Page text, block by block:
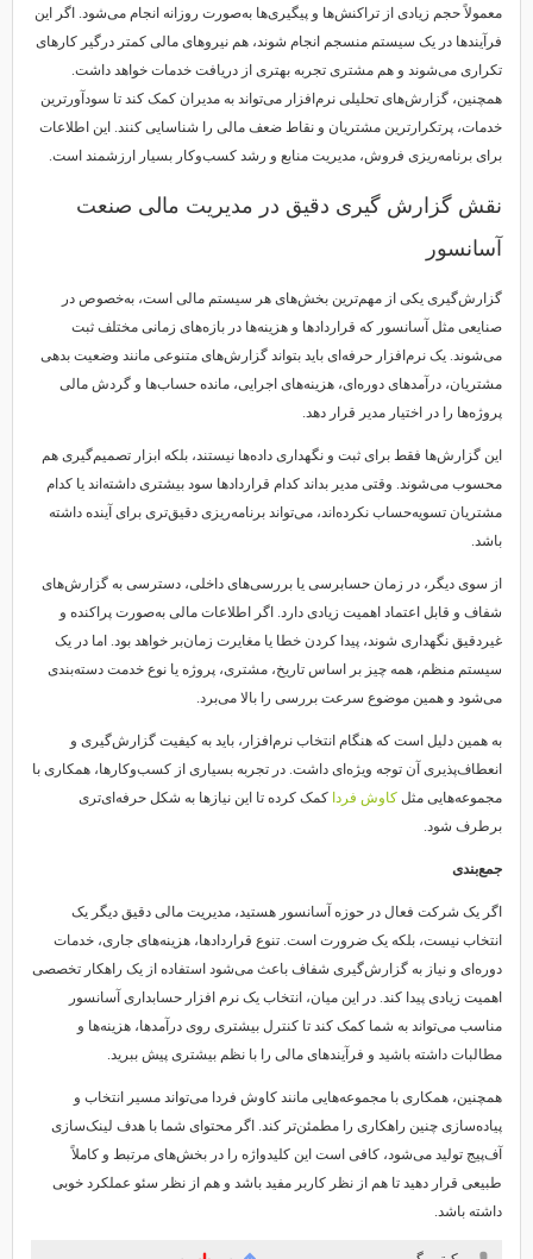
معمولاً حجم زیادی از تراکنش‌ها و پیگیری‌ها به‌صورت روزانه انجام می‌شود. اگر این
فرآیندها در یک سیستم منسجم انجام شوند، هم نیروهای مالی کمتر درگیر کارهای
تکراری می‌شوند و هم مشتری تجربه بهتری از دریافت خدمات خواهد داشت.
همچنین، گزارش‌های تحلیلی نرم‌افزار می‌تواند به مدیران کمک کند تا سودآورترین
خدمات، پرتکرارترین مشتریان و نقاط ضعف مالی را شناسایی کنند. این اطلاعات
برای برنامه‌ریزی فروش، مدیریت منابع و رشد کسب‌وکار بسیار ارزشمند است.
نقش گزارش گیری دقیق در مدیریت مالی صنعت
آسانسور
گزارش‌گیری یکی از مهم‌ترین بخش‌های هر سیستم مالی است، به‌خصوص در
صنایعی مثل آسانسور که قراردادها و هزینه‌ها در بازه‌های زمانی مختلف ثبت
می‌شوند. یک نرم‌افزار حرفه‌ای باید بتواند گزارش‌های متنوعی مانند وضعیت بدهی
مشتریان، درآمدهای دوره‌ای، هزینه‌های اجرایی، مانده حساب‌ها و گردش مالی
پروژه‌ها را در اختیار مدیر قرار دهد.
این گزارش‌ها فقط برای ثبت و نگهداری داده‌ها نیستند، بلکه ابزار تصمیم‌گیری هم
محسوب می‌شوند. وقتی مدیر بداند کدام قراردادها سود بیشتری داشته‌اند یا کدام
مشتریان تسویه‌حساب نکرده‌اند، می‌تواند برنامه‌ریزی دقیق‌تری برای آینده داشته
باشد.
از سوی دیگر، در زمان حسابرسی یا بررسی‌های داخلی، دسترسی به گزارش‌های
شفاف و قابل اعتماد اهمیت زیادی دارد. اگر اطلاعات مالی به‌صورت پراکنده و
غیردقیق نگهداری شوند، پیدا کردن خطا یا مغایرت زمان‌بر خواهد بود. اما در یک
سیستم منظم، همه چیز بر اساس تاریخ، مشتری، پروژه یا نوع خدمت دسته‌بندی
می‌شود و همین موضوع سرعت بررسی را بالا می‌برد.
به همین دلیل است که هنگام انتخاب نرم‌افزار، باید به کیفیت گزارش‌گیری و
انعطاف‌پذیری آن توجه ویژه‌ای داشت. در تجربه بسیاری از کسب‌وکارها، همکاری با
مجموعه‌هایی مثل کاوش فردا کمک کرده تا این نیازها به شکل حرفه‌ای‌تری
برطرف شود.
جمع‌بندی
اگر یک شرکت فعال در حوزه آسانسور هستید، مدیریت مالی دقیق دیگر یک
انتخاب نیست، بلکه یک ضرورت است. تنوع قراردادها، هزینه‌های جاری، خدمات
دوره‌ای و نیاز به گزارش‌گیری شفاف باعث می‌شود استفاده از یک راهکار تخصصی
اهمیت زیادی پیدا کند. در این میان، انتخاب یک نرم افزار حسابداری آسانسور
مناسب می‌تواند به شما کمک کند تا کنترل بیشتری روی درآمدها، هزینه‌ها و
مطالبات داشته باشید و فرآیندهای مالی را با نظم بیشتری پیش ببرید.
همچنین، همکاری با مجموعه‌هایی مانند کاوش فردا می‌تواند مسیر انتخاب و
پیاده‌سازی چنین راهکاری را مطمئن‌تر کند. اگر محتوای شما با هدف لینک‌سازی
آف‌پیج تولید می‌شود، کافی است این کلیدواژه را در بخش‌های مرتبط و کاملاً
طبیعی قرار دهید تا هم از نظر کاربر مفید باشد و هم از نظر سئو عملکرد خوبی
داشته باشد.